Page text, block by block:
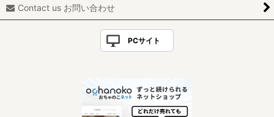
Contact us お問い合わせ
PCサイト